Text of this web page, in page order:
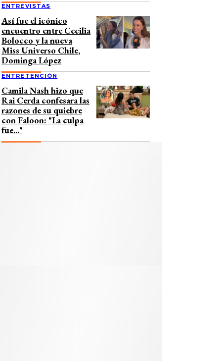
ENTREVISTAS
Así fue el icónico
encuentro entre Cecilia
Bolocco y la nueva
Miss Universo Chile,
Dominga López
ENTRETENCIÓN
Camila Nash hizo que
Rai Cerda confesara las
razones de su quiebre
con Faloon: "La culpa
fue..."